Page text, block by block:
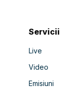
Servicii
Live
Video
Emisiuni